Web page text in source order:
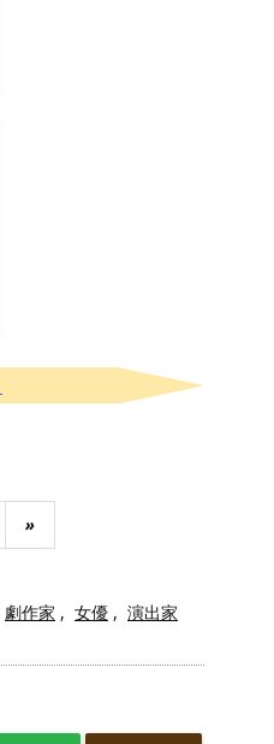
»
劇作家 , 女優 , 演出家